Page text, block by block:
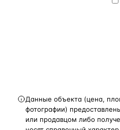
Данные объекта (цена,
фотографии)
или продавцом либо